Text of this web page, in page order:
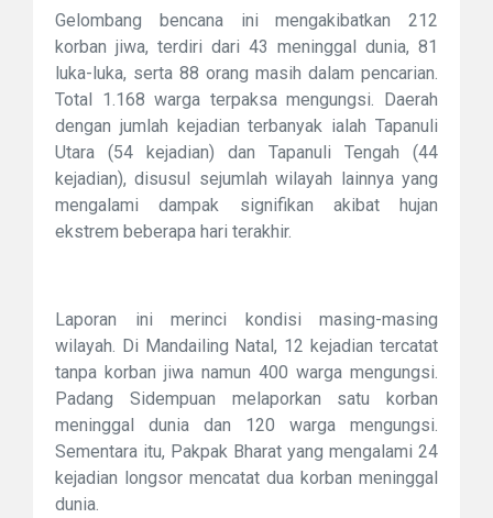
Gelombang bencana ini mengakibatkan 212
korban jiwa, terdiri dari 43 meninggal dunia, 81
luka-luka, serta 88 orang masih dalam pencarian.
Total 1.168 warga terpaksa mengungsi. Daerah
dengan jumlah kejadian terbanyak ialah Tapanuli
Utara (54 kejadian) dan Tapanuli Tengah (44
kejadian), disusul sejumlah wilayah lainnya yang
mengalami dampak signifikan akibat hujan
ekstrem beberapa hari terakhir.
Laporan ini merinci kondisi masing-masing
wilayah. Di Mandailing Natal, 12 kejadian tercatat
tanpa korban jiwa namun 400 warga mengungsi.
Padang Sidempuan melaporkan satu korban
meninggal dunia dan 120 warga mengungsi.
Sementara itu, Pakpak Bharat yang mengalami 24
kejadian longsor mencatat dua korban meninggal
dunia.